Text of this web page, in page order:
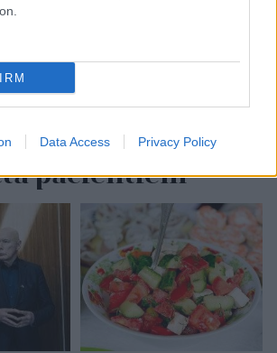
Data Access Privacy Policy
pieprasa
rast naudu vēža
pacientiem